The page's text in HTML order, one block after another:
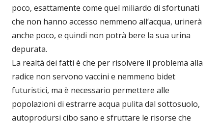
poco, esattamente come quel miliardo di sfortunati
che non hanno accesso nemmeno all’acqua, urinerà
anche poco, e quindi non potrà bere la sua urina
depurata.
La realtà dei fatti è che per risolvere il problema alla
radice non servono vaccini e nemmeno bidet
futuristici, ma è necessario permettere alle
popolazioni di estrarre acqua pulita dal sottosuolo,
autoprodursi cibo sano e sfruttare le risorse che